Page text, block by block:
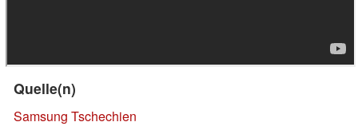
Quelle(n)
Samsung Tschechien